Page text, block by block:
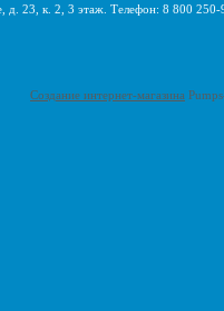
д. 23, к. 2, 3 этаж. Телефон: 8 800
Создание интернет-магазина